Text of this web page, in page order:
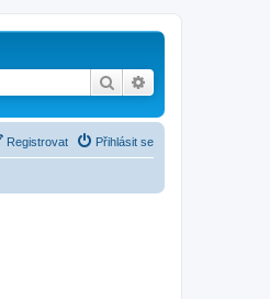
Hledat
Přihlásit se
Registrovat